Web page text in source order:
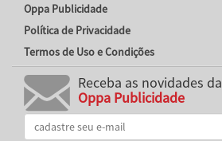
Oppa Publicidade
Política de Privacidade
Termos de Uso e Condições
Receba as novidades da
Oppa Publicidade